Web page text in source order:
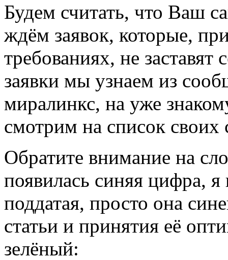
Будем считать, что Ваш
ждём заявок, которые,
требованиях, не
заявки мы узнаем из
миралинкс, на уже
смотрим на список своих
Обратите внимание на
появилась синяя цифра,
поддатая, просто она
статьи и принятия её
зелёный: